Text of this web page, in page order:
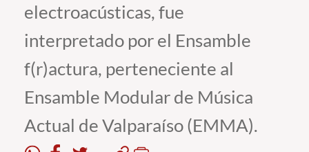
Admisión
Pregrado
electroacústicas, fue
interpretado por el Ensamble
f(r)actura, perteneciente al
Ensamble Modular de Música
Actual de Valparaíso (EMMA).